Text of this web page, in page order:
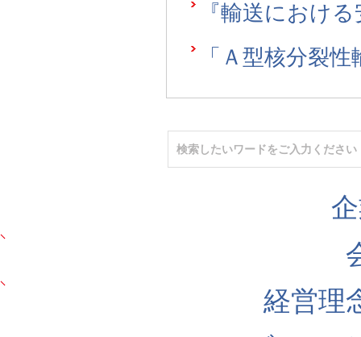
『輸送におけ
「Ａ型核分裂
経営理